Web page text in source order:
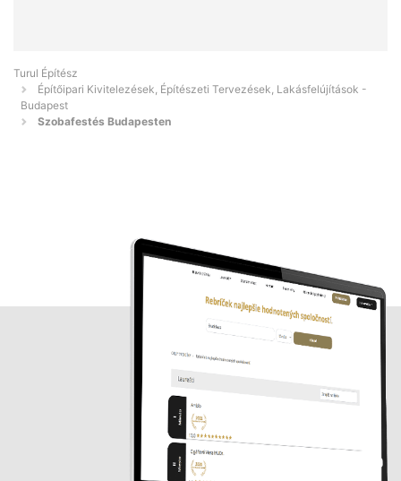
Turul Építész
Építőipari Kivitelezések, Építészeti Tervezések, Lakásfelújítások -
Budapest
Szobafestés Budapesten